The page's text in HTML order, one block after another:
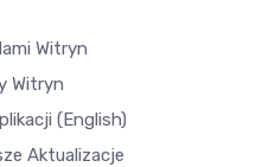
Witryn
Witryn
(English)
Aktualizacje